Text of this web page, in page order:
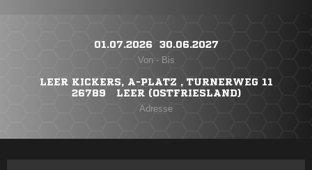
01.07.2026 ​ 30.06.2027
Von - Bis
LEER KICKERS, A-PLATZ , TURNERWEG 11
26789 LEER (OSTFRIESLAND)
Adresse